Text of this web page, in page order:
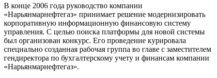
В конце 2006 года руководство компании
«Нарьянмарнефтегаз» принимает решение модернизировать
корпоративную информационную финансовую систему
управления. С целью поиска платформы для новой системы
был организован конкурс. Его проведение курировала
специально созданная рабочая группа во главе с заместителем
гендиректора по бухгалтерскому учету и финансам компании
«Нарьянмарнефтегаз».